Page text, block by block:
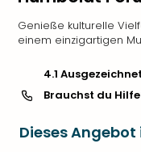
Genieße kulturelle
einem einzigartigen
4.1 ausgezeichnet
Brauchst du
Dieses